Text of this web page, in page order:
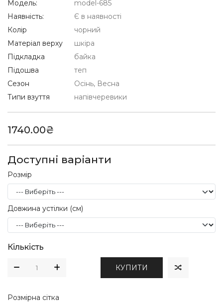
Модель:
model-685
Наявність:
Є в наявності
Колір
чорний
Матеріал верху
шкіра
Підкладка
байка
Підошва
теп
Сезон
Осінь, Весна
Типи взуття
напівчеревики
1740.00₴
Доступні варіанти
Розмір
Довжина устілки (см)
Кількість
КУПИТИ
Розмірна сітка